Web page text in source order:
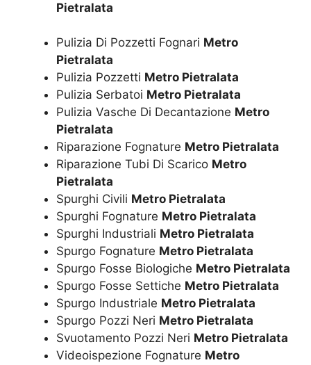
Pietralata
Pulizia Di Pozzetti Fognari Metro
Pietralata
Pulizia Pozzetti Metro Pietralata
Pulizia Serbatoi Metro Pietralata
Pulizia Vasche Di Decantazione Metro
Pietralata
Riparazione Fognature Metro Pietralata
Riparazione Tubi Di Scarico Metro
Pietralata
Spurghi Civili Metro Pietralata
Spurghi Fognature Metro Pietralata
Spurghi Industriali Metro Pietralata
Spurgo Fognature Metro Pietralata
Spurgo Fosse Biologiche Metro Pietralata
Spurgo Fosse Settiche Metro Pietralata
Spurgo Industriale Metro Pietralata
Spurgo Pozzi Neri Metro Pietralata
Svuotamento Pozzi Neri Metro Pietralata
Videoispezione Fognature Metro